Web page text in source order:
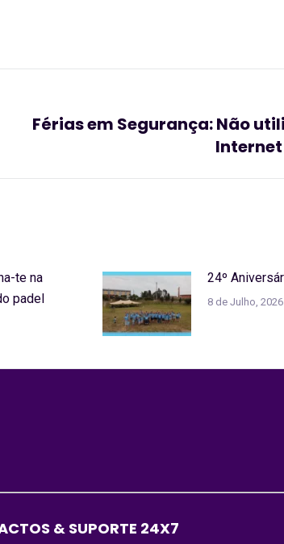
Férias em Segurança: Não
te na
padel
24º
8 de Julho, 2026
& SUPORTE 24X7